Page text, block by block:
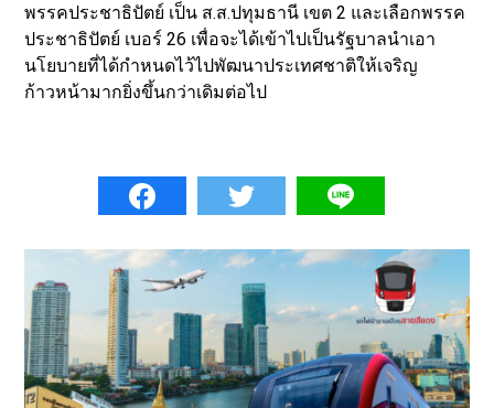
พรรคประชาธิปัตย์ เป็น ส.ส.ปทุมธานี เขต 2 และเลือกพรรค
ประชาธิปัตย์ เบอร์ 26 เพื่อจะได้เข้าไปเป็นรัฐบาลนำเอา
นโยบายที่ได้กำหนดไว้ไปพัฒนาประเทศชาติให้เจริญ
ก้าวหน้ามากยิ่งขึ้นกว่าเดิมต่อไป